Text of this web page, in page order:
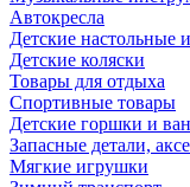
Автокресла
Детские настольные
Детские коляски
Товары для отдыха
Спортивные товары
Детские горшки и
Запасные детали,
Мягкие игрушки